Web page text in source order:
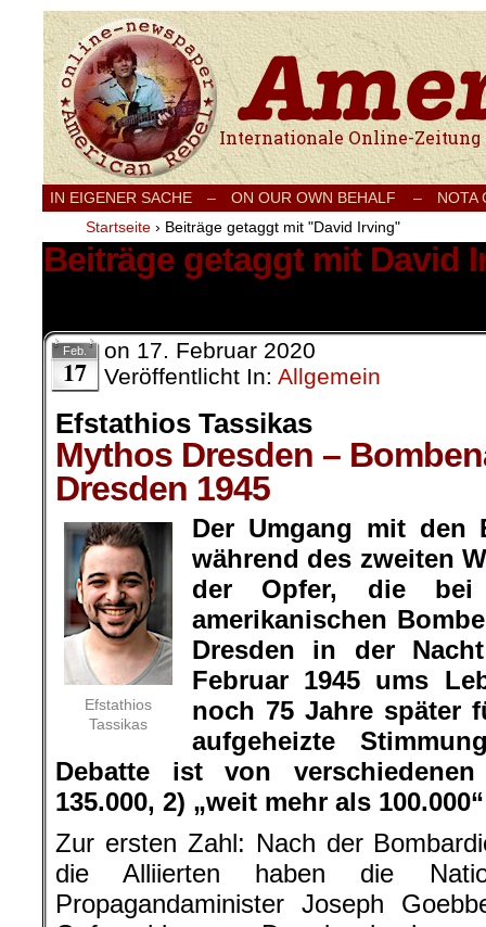
Internationale Onlinezeitung für Frieden,
IN EIGENER SACHE – ON OUR OWN BEHALF –
NOTA
Startseite › Beiträge getaggt mit "David Irving"
Beiträge getaggt mit David
Feb.
17
on 17. Februar 2020
Veröffentlicht In: Allgemein
Efstathios Tassikas
Mythos Dresden –
Dresden 1945
Efstathios
Tassikas
Der Umgang mit den
während des zweiten
der Opfer, die
amerikanischen
Dresden in der
Februar 1945 ums
noch 75 Jahre später
aufgeheizte
Debatte ist von
135.000, 2) „weit mehr als
Zur ersten Zahl: Nach der
die Alliierten haben die
Propagandaminister Joseph